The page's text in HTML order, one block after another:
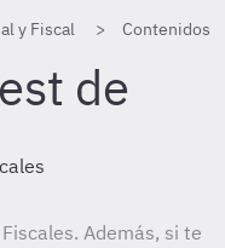
y Fiscal Contenidos
de
Además, si te